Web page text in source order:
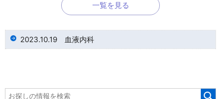
一覧を見る
2023.10.19 血液内科